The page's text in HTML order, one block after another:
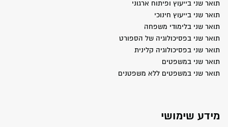
תואר שני בייעוץ ופיתוח ארגוני
תואר שני בייעוץ חינוכי
תואר שני בלימודי משפחה
תואר שני בפסיכולוגיה של הספורט
תואר שני בפסיכולוגיה קלינית
תואר שני במשפטים
תואר שני במשפטים ללא משפטנים
מידע שימושי